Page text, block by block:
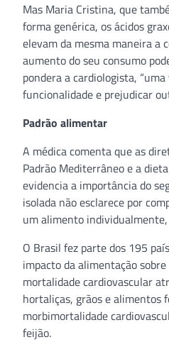
Mas Maria Cristina, que
forma genérica, os ácidos
elevam da mesma maneira a
aumento do seu consumo
pondera a cardiologista,
funcionalidade e prejudicar
Padrão alimentar
A médica comenta que as
Padrão Mediterrâneo e a
evidencia a importância do
isolada não esclarece por
um alimento
O Brasil fez parte dos 195
impacto da alimentação
mortalidade cardiovascular
hortaliças, grãos e alimentos
morbimortalidade
feijão.